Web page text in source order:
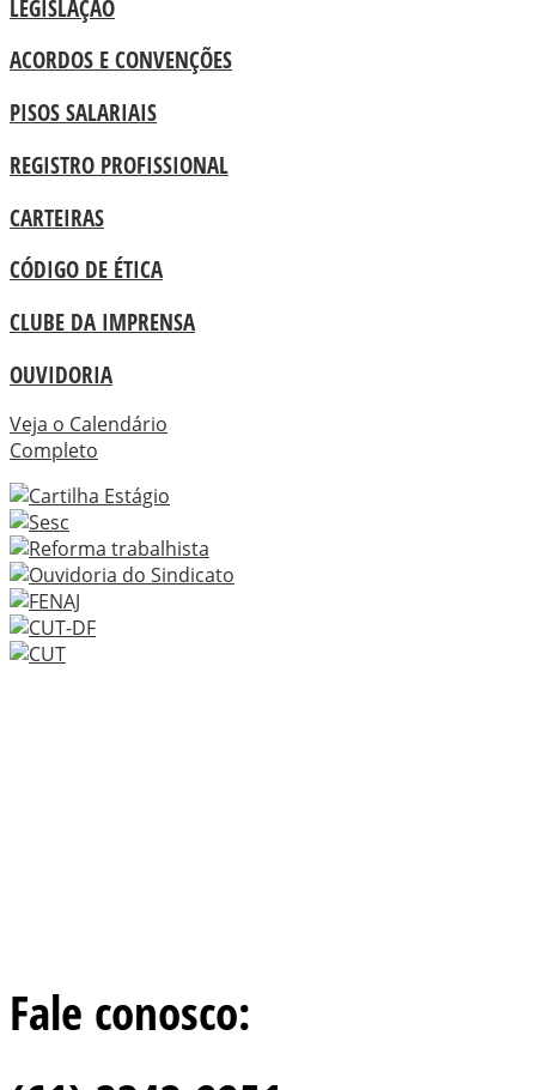
LEGISLAÇÃO
ACORDOS E CONVENÇÕES
PISOS SALARIAIS
REGISTRO PROFISSIONAL
CARTEIRAS
CÓDIGO DE ÉTICA
CLUBE DA IMPRENSA
OUVIDORIA
Veja o Calendário
Completo
Fale conosco: